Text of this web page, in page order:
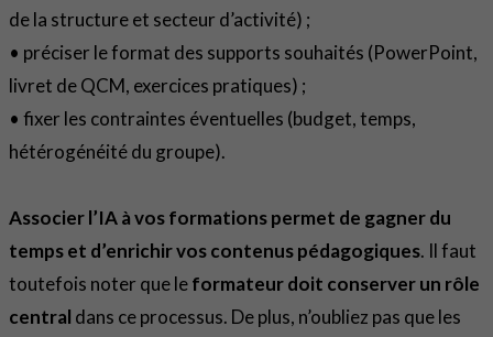
de la structure et secteur d’activité) ;
• préciser le format des supports souhaités (PowerPoint,
livret de QCM, exercices pratiques) ;
• fixer les contraintes éventuelles (budget, temps,
hétérogénéité du groupe).
Associer l’IA à vos formations permet de gagner du
temps et d’enrichir vos contenus pédagogiques. Il faut
toutefois noter que leformateur doit conserver un rôle
central dans ce processus. De plus, n’oubliez pas que les